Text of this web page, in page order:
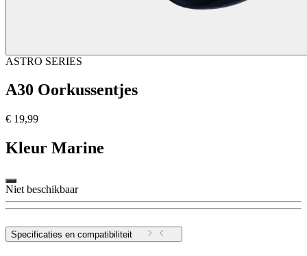
ASTRO SERIES
A30 Oorkussentjes
€ 19,99
Kleur Marine
Niet beschikbaar
Specificaties en compatibiliteit